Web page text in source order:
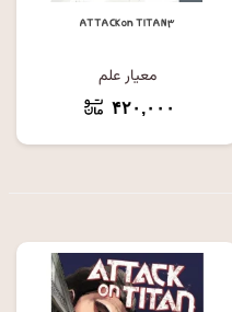
ATTACK on TITAN ۳
معیار علم
۴۲۰,۰۰۰